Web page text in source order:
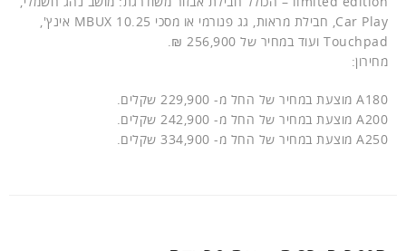
Car Play, חבילת מראות, גג פנורמי או מסכי MBUX 10.25 אינץ',
Touchpad ועוד במחיר של 256,900 ₪.
מחירון:
A180 מוצעת במחיר של החל מ- 229,900 שקלים.
A200 מוצעת במחיר של החל מ- 242,900 שקלים.
A250 מוצעת במחיר של החל מ- 334,900 שקלים.